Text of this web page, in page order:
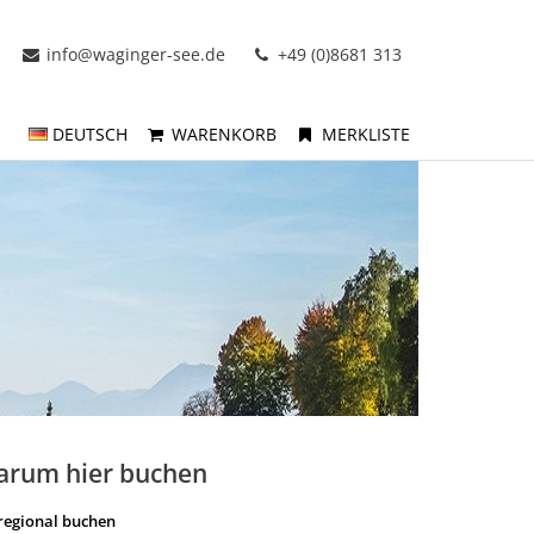
info@waginger-see.de +49 (0)8681 313
DEUTSCH WARENKORB MERKLISTE
hier buchen
buchen